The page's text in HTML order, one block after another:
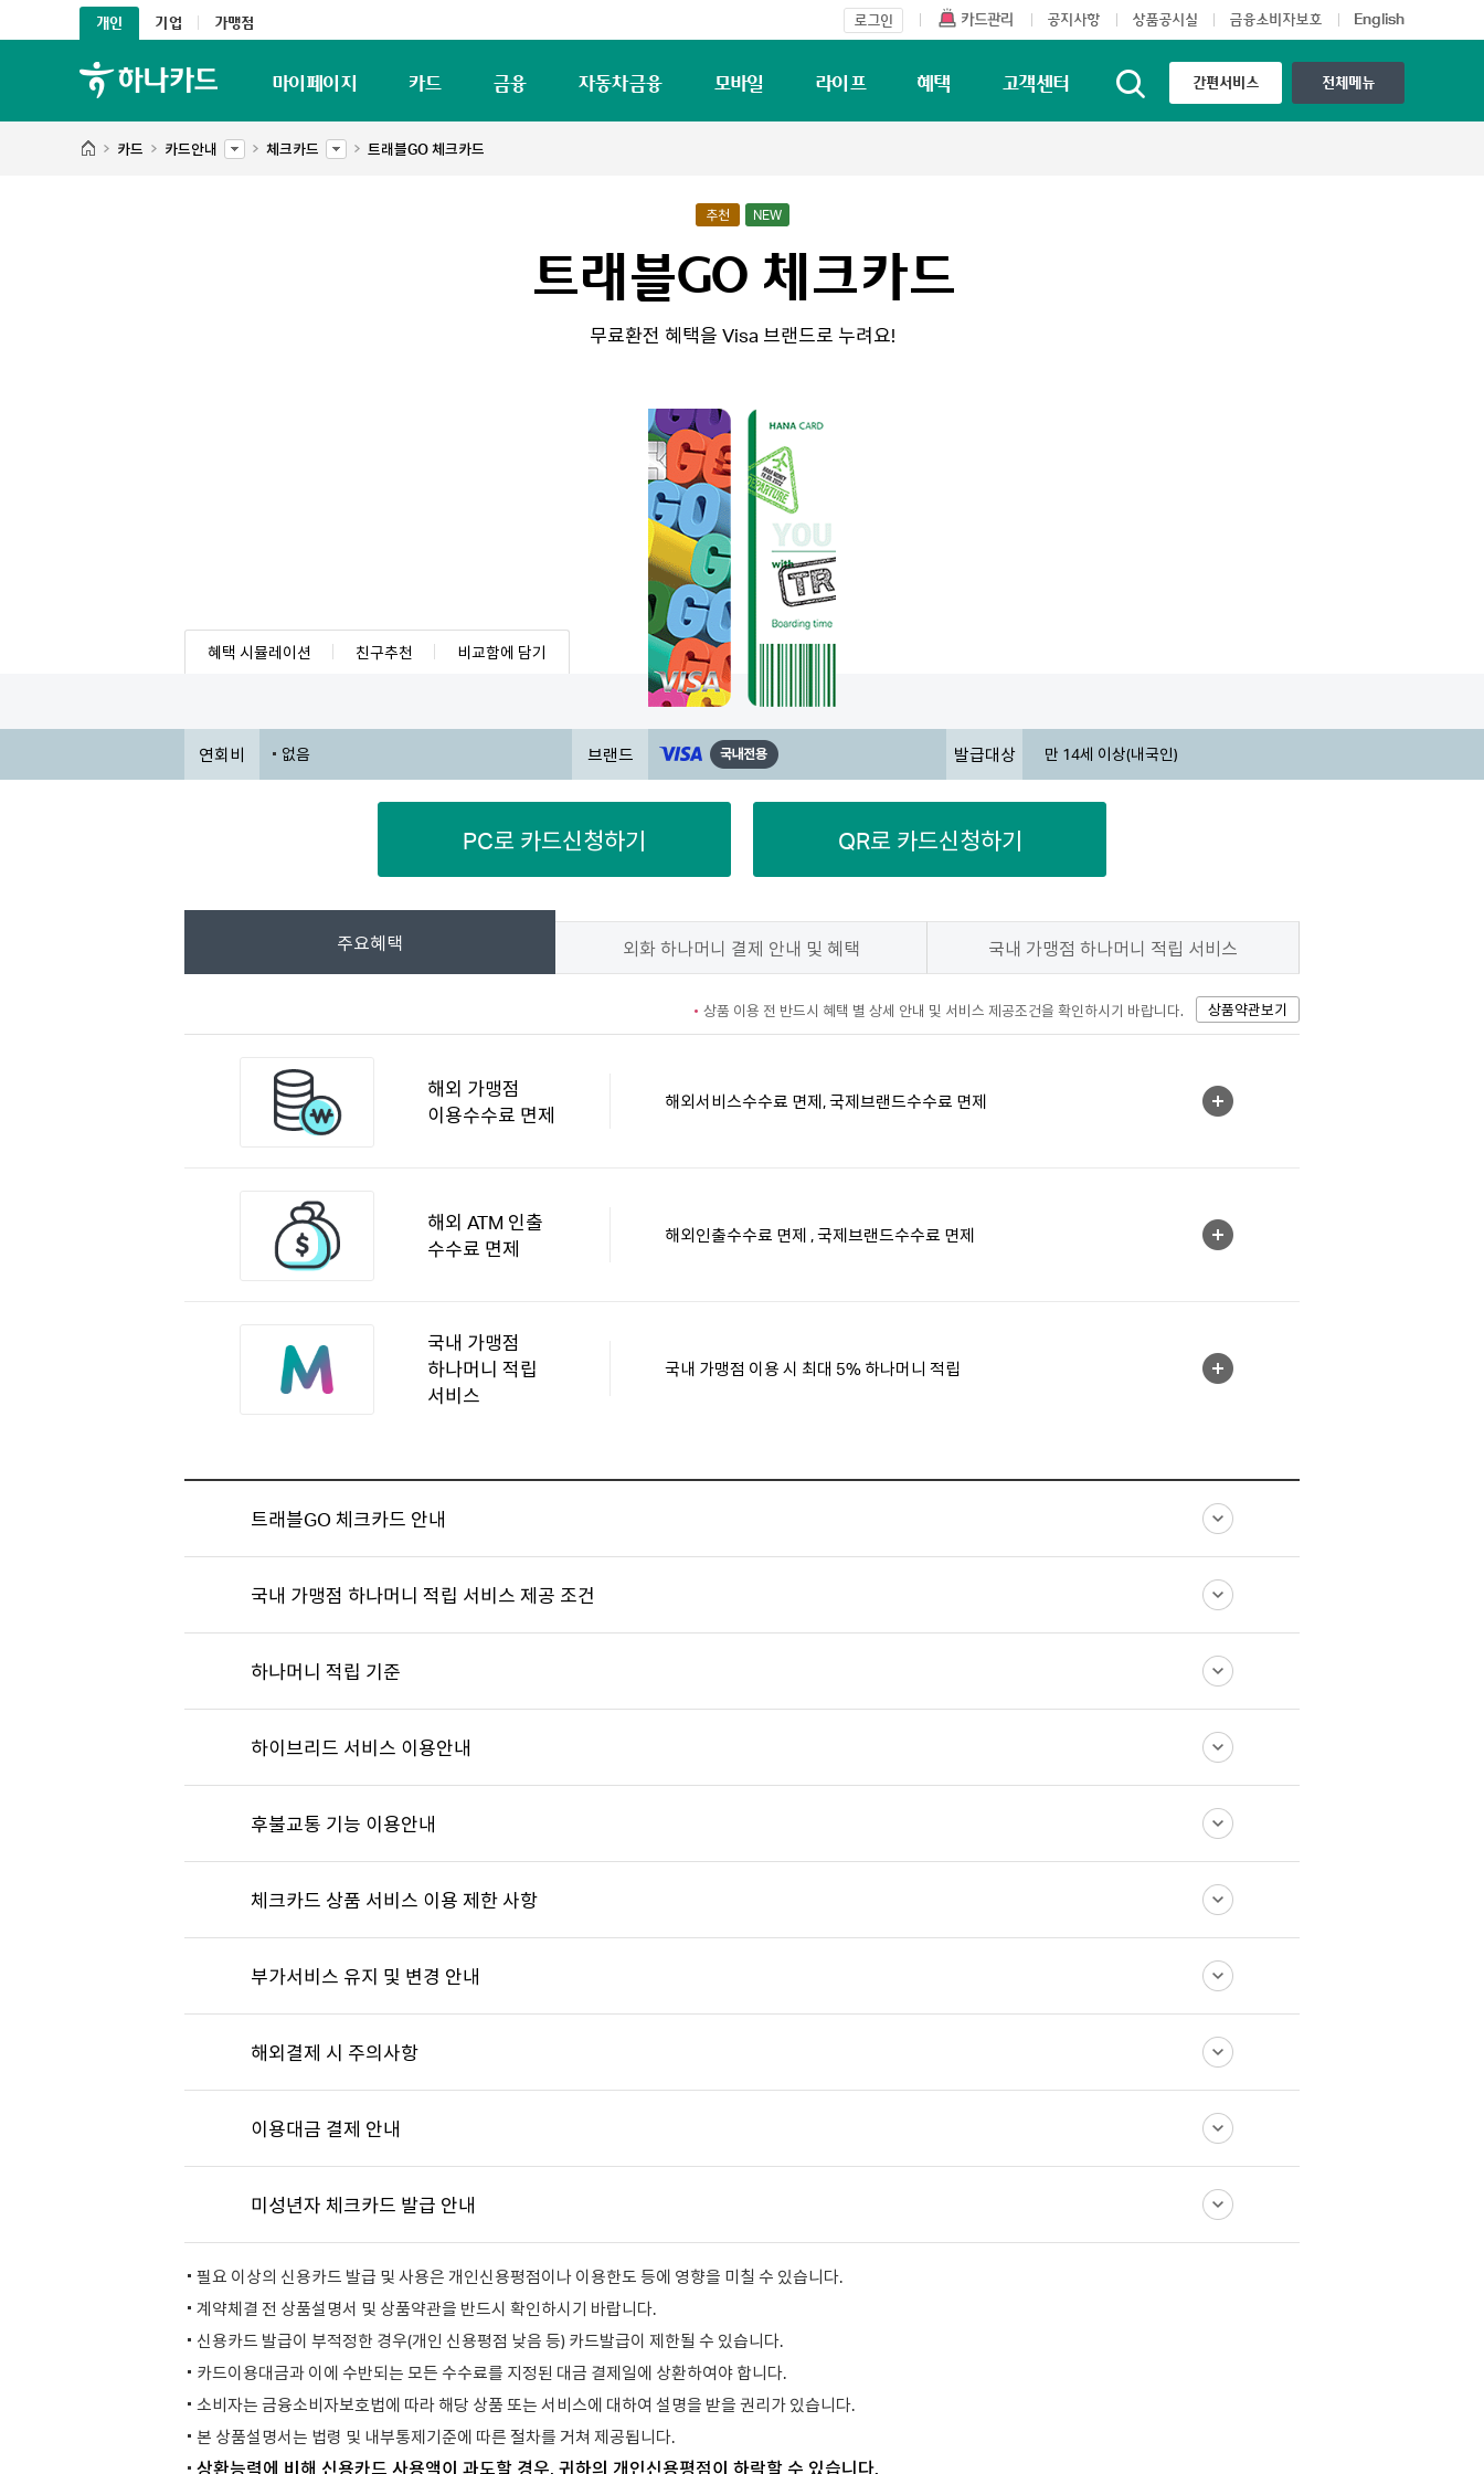
개인 기업 가맹점
마이페이지 카드 금융 자동차금융 모바일 라이프 혜택 고객센터 간편서비스 전체메뉴
카드 카드안내 체크카드 트래블GO 체크카드
추천 NEW
트래블GO 체크카드
무료환전 혜택을 Visa 브랜드로 누려요!
혜택 시뮬레이션 친구추천 비교함에 담기
연회비 없음 브랜드 발급대상 만 14세 이상(내국인)
PC로 카드신청하기 QR로 카드신청하기
주요혜택 외화 하나머니 결제 안내 및 혜택 국내 가맹점 하나머니 적립 서비스
상품 이용 전 반드시 혜택 별 상세 안내 및 서비스 제공조건을 확인하시기 바랍니다. 상품약관보기
해외 가맹점
이용수수료 면제
해외서비스수수료 면제, 국제브랜드수수료 면제
해외 ATM 인출
수수료 면제
해외인출수수료 면제 , 국제브랜드수수료 면제
국내 가맹점
하나머니 적립
서비스
국내 가맹점 이용 시 최대 5% 하나머니 적립
트래블GO 체크카드 안내
국내 가맹점 하나머니 적립 서비스 제공 조건
하나머니 적립 기준
하이브리드 서비스 이용안내
후불교통 기능 이용안내
체크카드 상품 서비스 이용 제한 사항
부가서비스 유지 및 변경 안내
해외결제 시 주의사항
이용대금 결제 안내
미성년자 체크카드 발급 안내
필요 이상의 신용카드 발급 및 사용은 개인신용평점이나 이용한도 등에 영향을 미칠 수 있습니다.
계약체결 전 상품설명서 및 상품약관을 반드시 확인하시기 바랍니다.
신용카드 발급이 부적정한 경우(개인 신용평점 낮음 등) 카드발급이 제한될 수 있습니다.
카드이용대금과 이에 수반되는 모든 수수료를 지정된 대금 결제일에 상환하여야 합니다.
소비자는 금융소비자보호법에 따라 해당 상품 또는 서비스에 대하여 설명을 받을 권리가 있습니다.
본 상품설명서는 법령 및 내부통제기준에 따른 절차를 거쳐 제공됩니다.
상환능력에 비해 신용카드 사용액이 과도할 경우, 귀하의 개인신용평점이 하락할 수 있습니다.